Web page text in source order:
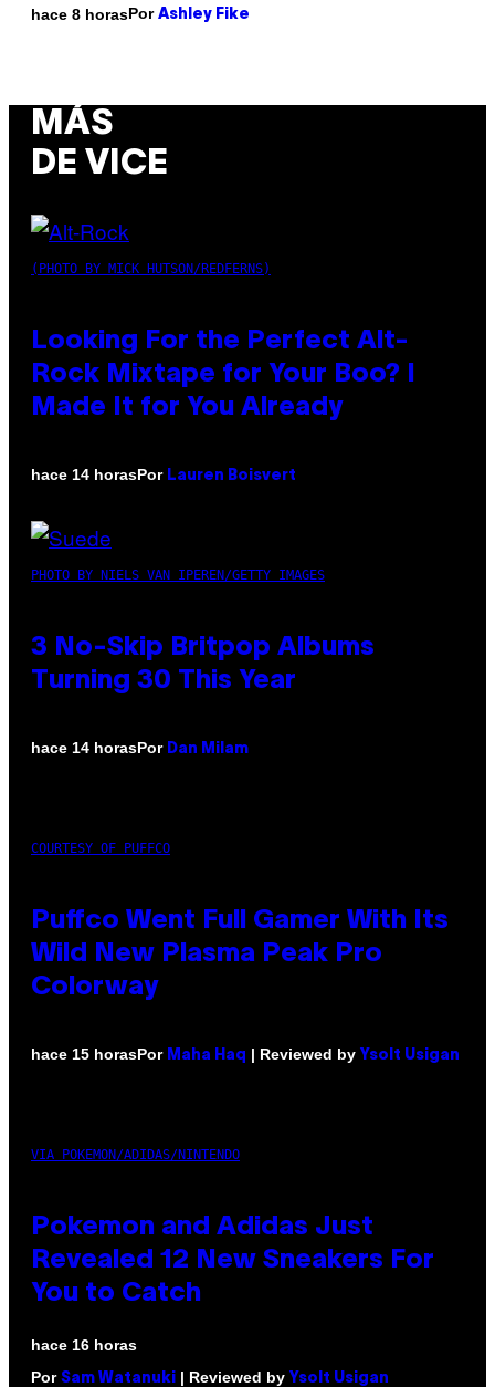
hace 8 horasPor Ashley Fike
MÁS
DE VICE
(PHOTO BY MICK HUTSON/REDFERNS)
Looking For the Perfect Alt-
Rock Mixtape for Your Boo? I
Made It for You Already
hace 14 horasPor Lauren Boisvert
PHOTO BY NIELS VAN IPEREN/GETTY IMAGES
3 No-Skip Britpop Albums
Turning 30 This Year
hace 14 horasPor Dan Milam
COURTESY OF PUFFCO
Puffco Went Full Gamer With Its
Wild New Plasma Peak Pro
Colorway
hace 15 horasPor Maha Haq | Reviewed by Ysolt Usigan
VIA POKEMON/ADIDAS/NINTENDO
Pokemon and Adidas Just
Revealed 12 New Sneakers For
You to Catch
hace 16 horas
Por Sam Watanuki | Reviewed by Ysolt Usigan